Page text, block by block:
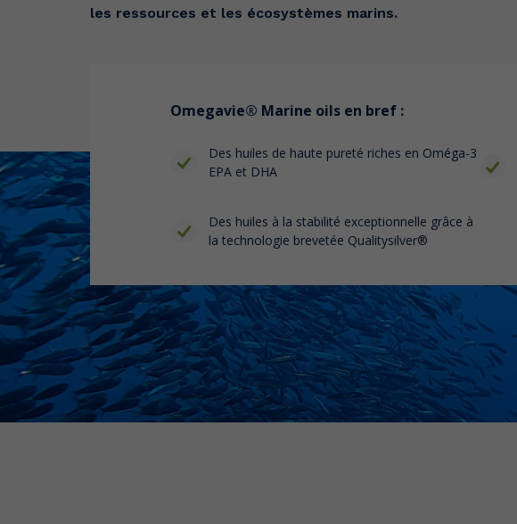
les ressources et les écosystèmes marins.
Omegavie® Marine oilsen bref :
Des huiles de haute pureté riches en Oméga-3
EPA et DHA
Des huiles à la stabilité exceptionnelle grâce à
la technologie brevetée Qualitysilver®